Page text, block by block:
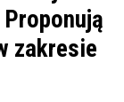
zakresie